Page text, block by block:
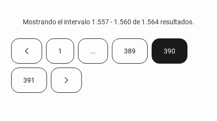
Mostrando el intervalo 1.557 - 1.560 de 1.564 resultados.
Página anteriorPágina
1 ...Páginas intermedias Use TAB para
Página
389 Página
390
Página
391 Página siguiente